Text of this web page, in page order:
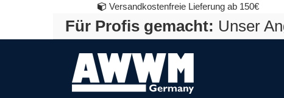
Versandkostenfreie Lieferung ab 150€
Für Profis gemacht: Unser